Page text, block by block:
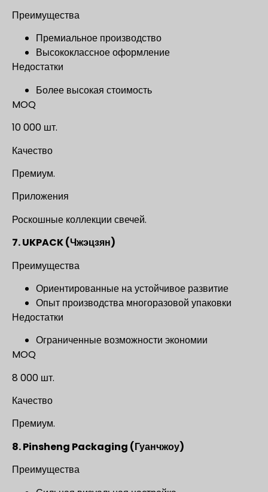
Преимущества
Премиальное производство
Высококлассное оформление
Недостатки
Более высокая стоимость
MOQ
10 000 шт.
Качество
Премиум.
Приложения
Роскошные коллекции свечей.
7. UKPACK (Чжэцзян)
Преимущества
Ориентированные на устойчивое развитие
Опыт производства многоразовой упаковки
Недостатки
Ограниченные возможности экономии
MOQ
8 000 шт.
Качество
Премиум.
8. Pinsheng Packaging (Гуанчжоу)
Преимущества